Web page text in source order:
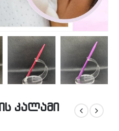
კალამი